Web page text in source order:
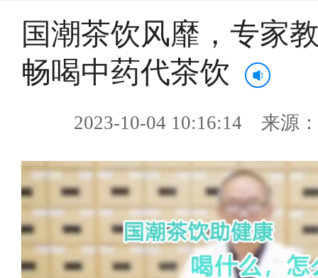
国潮茶饮风靡，专家
畅喝中药代茶饮
2023-10-04 10:16:14 来源